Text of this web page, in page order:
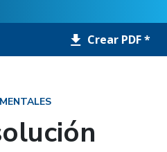
Crear PDF *